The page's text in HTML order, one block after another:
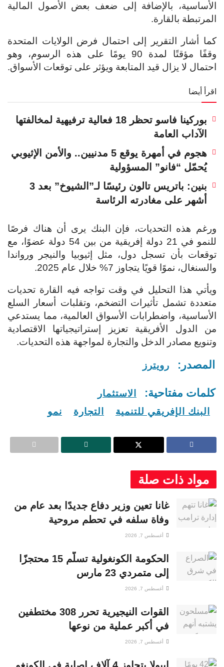
الأساسية، بالإضافة إلى ضعف بعض الأصول المالية
المرتبطة بالقارة.
كما أشار التقرير إلى احتمال فرض الولايات المتحدة
وقفًا مؤقتًا لمدة 90 يومًا على هذه الرسوم، وهو
احتمال لا يزال قيد المتابعة ويؤثر على توقعات الأسواق.
اقرأ أيضا
بوركينا فاسو تحظر 18 فعالية ترفيهية لمخالفتها
الآداب العامة
هجوم في أمهرة يوقع 5 مدنيين.. والأمن الإثيوبي
يُحمّل “فانو” المسؤولية
بنين: باتريس تالون رئيسًا لـ”الشيوخ” بعد 3
أشهر على مغادرته الرئاسة
ورغم هذه التحديات، فإن البنك يرى أن هناك فرصًا
للنمو في 21 دولة إفريقية من بين 54 دولة عضوًا، مع
توقعات بأن تسجل دول، مثل إثيوبيا والنيجر ورواندا
والسنغال، نموًا قويًا يتجاوز 7% خلال عام 2025.
ويأتي هذا التحليل في وقت تواجه فيه القارة تحديات
متعددة تشمل تأثيرات التضخم، وتقلبات أسعار السلع
الأساسية، واضطرابات الأسواق العالمية، مما يستدعي
من الدول الأفريقية تعزيز إستراتيجياتها الاقتصادية
وتنويع مصادر الدخل والتجارة لمواجهة هذه التحديات.
المصدر: رويترز
كلمات مفتاحية:
الاستثمار
البنك الإفريقي للتنمية
التجارة نمو
مواد ذات صلة
غانا تعين وزير دفاع جديدًا بعد عام من
وفاة سلفه في تحطم مروحية
أغسطس 7, 2026
الحكومة الكونغولية تسلّم 15 محتجزًا
إلى متمردي 23 مارس
أغسطس 7, 2026
القوات النيجيرية تحرر 308 مختطفين
في أكبر عملية من نوعها
أغسطس 7, 2026